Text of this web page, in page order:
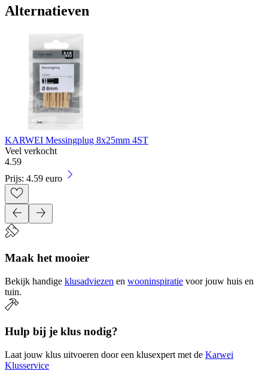
Alternatieven
KARWEI Messingplug 8x25mm 4ST
Veel verkocht
4.59
Prijs: 4.59 euro
Maak het mooier
Bekijk handige klusadviezen en wooninspiratie voor jouw huis en
tuin.
Hulp bij je klus nodig?
Laat jouw klus uitvoeren door een klusexpert met de Karwei
Klusservice